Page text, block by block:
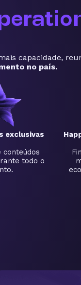
capacidade,
no país.
exclusivas
conteúdos
todo o